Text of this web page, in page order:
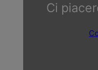
Ci